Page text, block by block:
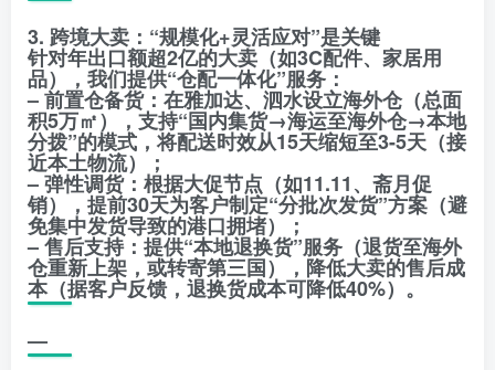
3. 跨境大卖：“规模化+灵活应对”是关键
针对年出口额超2亿的大卖（如3C配件、家居用
品），我们提供“仓配一体化”服务：
– 前置仓备货：在雅加达、泗水设立海外仓（总面
积5万㎡），支持“国内集货→海运至海外仓→本地
分拨”的模式，将配送时效从15天缩短至3-5天（接
近本土物流）；
– 弹性调货：根据大促节点（如11.11、斋月促
销），提前30天为客户制定“分批次发货”方案（避
免集中发货导致的港口拥堵）；
– 售后支持：提供“本地退换货”服务（退货至海外
仓重新上架，或转寄第三国），降低大卖的售后成
本（据客户反馈，退换货成本可降低40%）。
—